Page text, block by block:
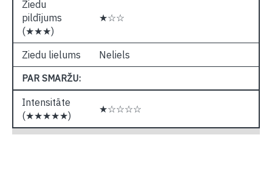
Ziedu
pildījums
(★★★)
★☆☆
Ziedu lielums Neliels
PAR SMARŽU:
Intensitāte
(★★★★★)
★☆☆☆☆